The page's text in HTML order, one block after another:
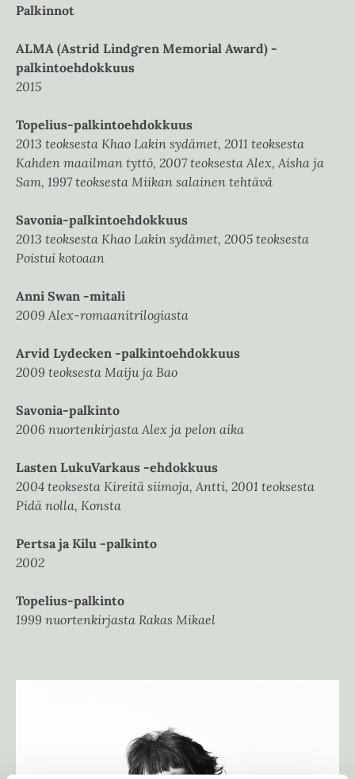
Palkinnot
ALMA (Astrid Lindgren Memorial Award) -
palkintoehdokkuus
2015
Topelius-palkintoehdokkuus
2013 teoksesta Khao Lakin sydämet, 2011 teoksesta
Kahden maailman tyttö, 2007 teoksesta Alex, Aisha ja
Sam, 1997 teoksesta Miikan salainen tehtävä
Savonia-palkintoehdokkuus
2013 teoksesta Khao Lakin sydämet, 2005 teoksesta
Poistui kotoaan
Anni Swan -mitali
2009 Alex-romaanitrilogiasta
Arvid Lydecken -palkintoehdokkuus
2009 teoksesta Maiju ja Bao
Savonia-palkinto
2006 nuortenkirjasta Alex ja pelon aika
Lasten LukuVarkaus -ehdokkuus
2004 teoksesta Kireitä siimoja, Antti, 2001 teoksesta
Pidä nolla, Konsta
Pertsa ja Kilu -palkinto
2002
Topelius-palkinto
1999 nuortenkirjasta Rakas Mikael